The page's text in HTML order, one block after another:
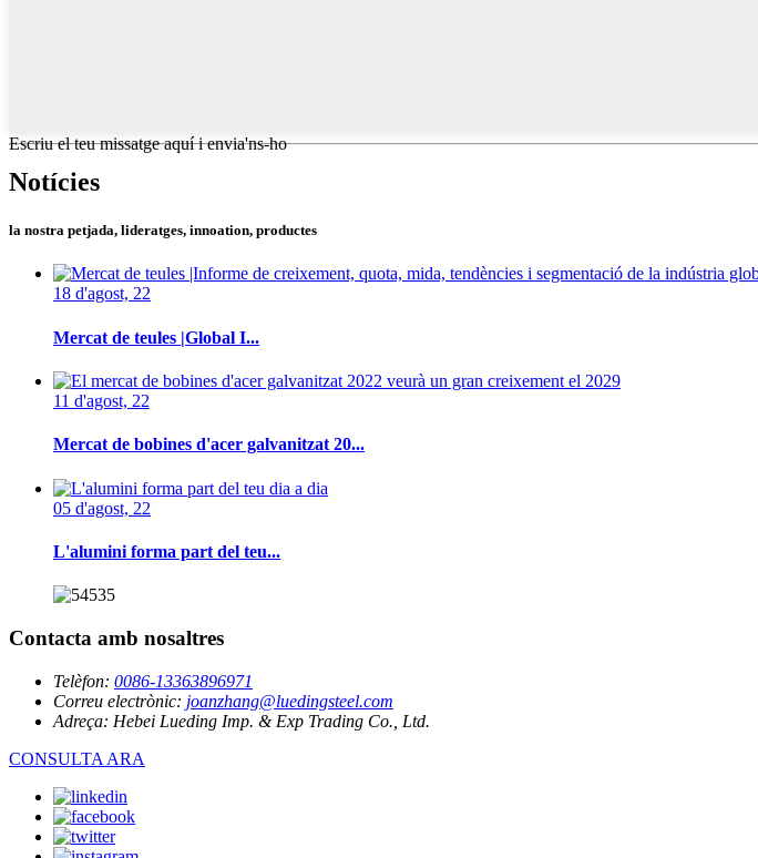
Escriu el teu missatge aquí i envia'ns-ho
Notícies
la nostra petjada, lideratges, innoation, productes
18 d'agost, 22
Mercat de teules |Global I...
11 d'agost, 22
Mercat de bobines d'acer galvanitzat 20...
05 d'agost, 22
L'alumini forma part del teu...
Contacta amb nosaltres
Telèfon: 0086-13363896971
Correu electrònic: joanzhang@luedingsteel.com
Adreça: Hebei Lueding Imp. & Exp Trading Co., Ltd.
CONSULTA ARA